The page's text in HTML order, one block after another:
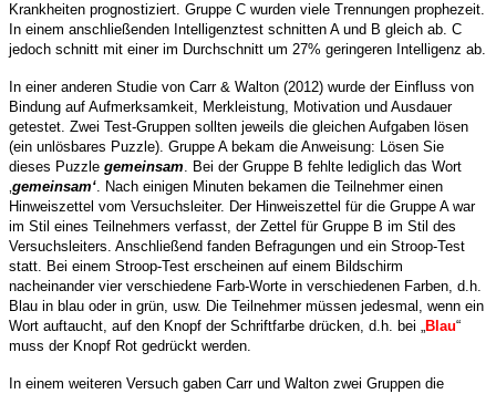
Krankheiten prognostiziert. Gruppe C wurden viele Trennungen prophezeit.
In einem anschließenden Intelligenztest schnitten A und B gleich ab. C
jedoch schnitt mit einer im Durchschnitt um 27% geringeren Intelligenz ab.
In einer anderen Studie von Carr & Walton (2012) wurde der Einfluss von
Bindung auf Aufmerksamkeit, Merkleistung, Motivation und Ausdauer
getestet. Zwei Test-Gruppen sollten jeweils die gleichen Aufgaben lösen
(ein unlösbares Puzzle). Gruppe A bekam die Anweisung: Lösen Sie
dieses Puzzle gemeinsam. Bei der Gruppe B fehlte lediglich das Wort
‚gemeinsam‘. Nach einigen Minuten bekamen die Teilnehmer einen
Hinweiszettel vom Versuchsleiter. Der Hinweiszettel für die Gruppe A war
im Stil eines Teilnehmers verfasst, der Zettel für Gruppe B im Stil des
Versuchsleiters. Anschließend fanden Befragungen und ein Stroop-Test
statt. Bei einem Stroop-Test erscheinen auf einem Bildschirm
nacheinander vier verschiedene Farb-Worte in verschiedenen Farben, d.h.
Blau in blau oder in grün, usw. Die Teilnehmer müssen jedesmal, wenn ein
Wort auftaucht, auf den Knopf der Schriftfarbe drücken, d.h. bei „Blau“
muss der Knopf Rot gedrückt werden.
In einem weiteren Versuch gaben Carr und Walton zwei Gruppen die